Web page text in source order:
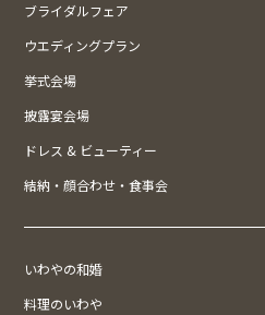
ブライダルフェア
ウエディングプラン
挙式会場
披露宴会場
ドレス & ビューティー
結納・顔合わせ・食事会
いわやの和婚
料理のいわや